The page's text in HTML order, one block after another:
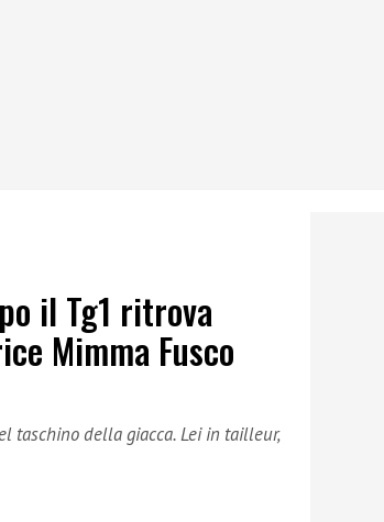
il Tg1 ritrova
Mimma Fusco
taschino della giacca. Lei in tailleur,